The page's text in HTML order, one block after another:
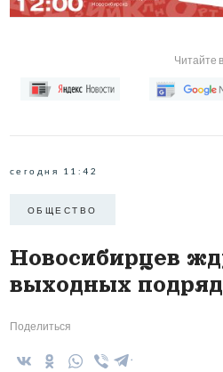
Читайте в
сегодня 11:42
ОБЩЕСТВО
Новосибирцев
выходных
Поделиться